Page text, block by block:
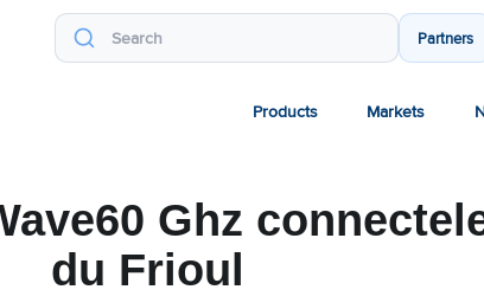
Partners
Products Markets
Ghz
du Frioul